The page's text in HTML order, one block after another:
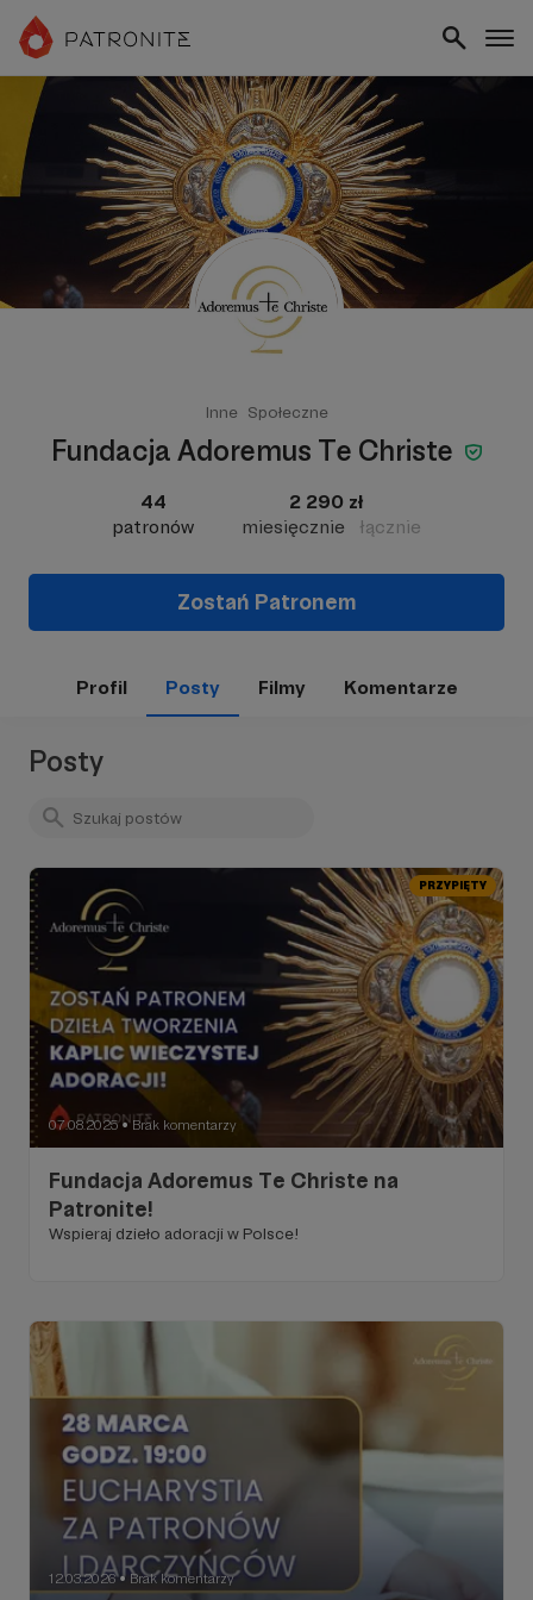
Inne Społeczne
Fundacja Adoremus Te Christe
44
patronów
2 290 zł
miesięcznie
łącznie
Zostań Patronem
Profil Posty Filmy Komentarze
Posty
PRZYPIĘTY
07.08.2025 ● Brak komentarzy
Fundacja Adoremus Te Christe na
Patronite!
Wspieraj dzieło adoracji w Polsce!
12.03.2026 ● Brak komentarzy